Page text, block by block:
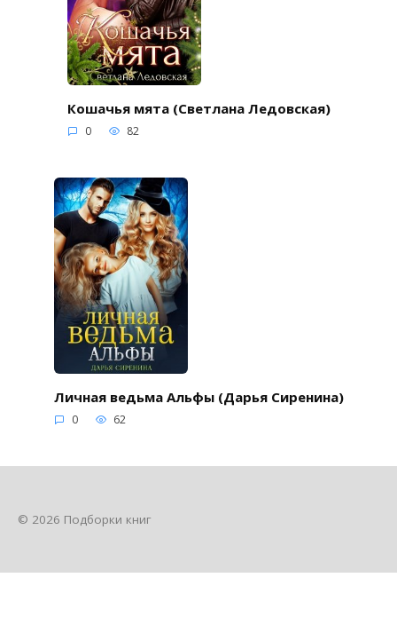
Кошачья мята (Светлана Ледовская)
0 82
Личная ведьма Альфы (Дарья Сиренина)
0 62
© 2026 Подборки книг